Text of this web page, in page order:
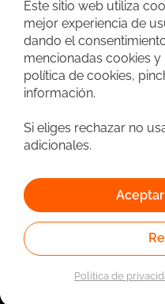
del Servicio Público de
0026 del 17 de Enero de
Este sitio web utiliza
mejor experiencia de
dando el
mencionadas cookies
política de cookies,
información.
Si eliges rechazar no
adicionales.
Política de